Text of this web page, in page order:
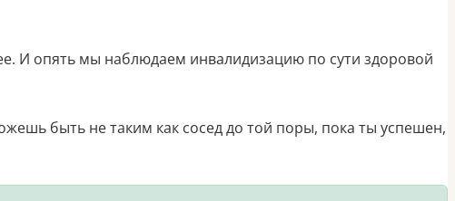
И опять мы наблюдаем инвалидизацию по сути здоровой
быть не таким как сосед до той поры, пока ты успешен,